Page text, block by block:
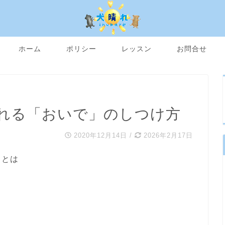
ホーム ポリシー レッスン お問合せ
る「おいで」のしつけ方
2020年12月14日 / 2026年2月17日
は